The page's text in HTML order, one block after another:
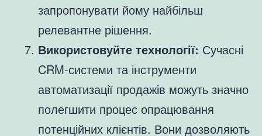
запропонувати йому найбільш
релевантне рішення.
Використовуйте технології: Сучасні
CRM-системи та інструменти
автоматизації продажів можуть значно
полегшити процес опрацювання
потенційних клієнтів. Вони дозволяють